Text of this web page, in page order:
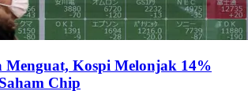
Menguat, Kospi Melonjak 14%
Chip